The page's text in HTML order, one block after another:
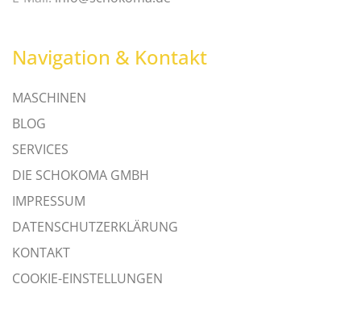
Navigation & Kontakt
MASCHINEN
BLOG
SERVICES
DIE SCHOKOMA GMBH
IMPRESSUM
DATENSCHUTZERKLÄRUNG
KONTAKT
COOKIE-EINSTELLUNGEN